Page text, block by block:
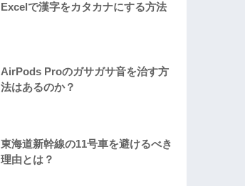
Excelで漢字をカタカナにする方法
AirPods Proのガサガサ音を治す方
法はあるのか？
東海道新幹線の11号車を避けるべき
理由とは？